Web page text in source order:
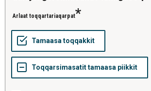
Arlaat toqqartariaqarpat